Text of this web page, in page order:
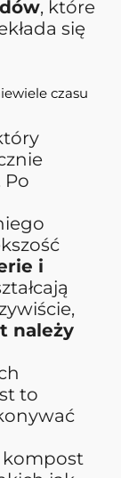
, które
się
czasu
Po
i
należy
to
kompost